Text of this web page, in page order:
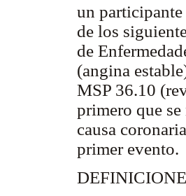
un
de los
de
(angina
MSP 36.10
primero que
causa
primer evento.